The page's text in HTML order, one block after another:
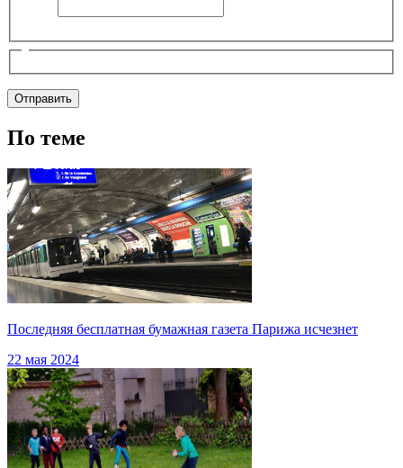
По теме
Последняя бесплатная бумажная газета Парижа исчезнет
22 мая 2024